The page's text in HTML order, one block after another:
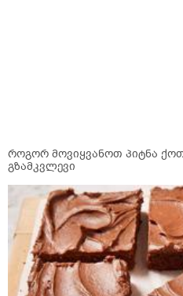
როგორ მოვიყვანოთ პიტნა
გზამკვლევი